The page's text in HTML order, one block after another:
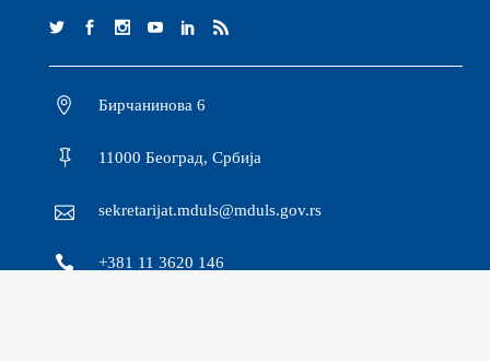
Бирчанинова 6
11000 Београд, Србија
sekretarijat.mduls@mduls.gov.rs
+381 11 3620 146